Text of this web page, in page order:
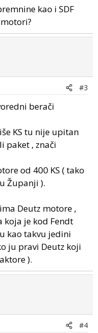
kao i SDF
#3
berači
KS tu nije upitan
paket , znači
od 400 KS ( tako
Županji ).
Deutz motore ,
koja je kod Fendt
kao takvu jedini
ju pravi Deutz koji
).
#4